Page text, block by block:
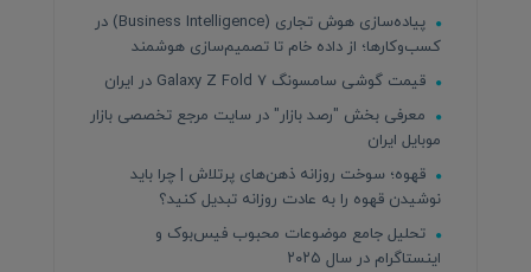
پیاده‌سازی هوش تجاری (Business Intelligence) در
کسب‌وکارها؛ از داده خام تا تصمیم‌سازی هوشمند
قیمت گوشی سامسونگ Galaxy Z Fold 7 در ایران
معرفی بخش "رصد بازار" در سایت مرجع تخصصی بازار
موبایل ایران
قهوه؛ سوخت روزانه ذهن‌های پرتلاش | چرا باید
نوشیدن قهوه را به عادت روزانه تبدیل کنید؟
تحلیل جامع موضوعات محبوب فیس‌بوک و
اینستاگرام در سال ۲۰۲۵